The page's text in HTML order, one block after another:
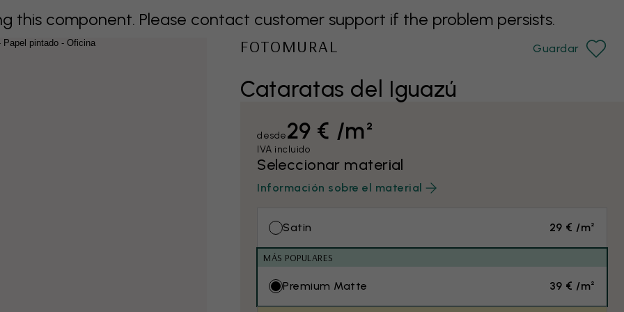
this component. Please contact customer support if the problem persists.
Cataratas del Iguazú
FOTOMURAL Guardar
desde29 € /m²
IVA incluido
Seleccionar material
Información sobre el material
Satin 29 € /m²
MÁS POPULARES
Premium Matte 39 € /m²